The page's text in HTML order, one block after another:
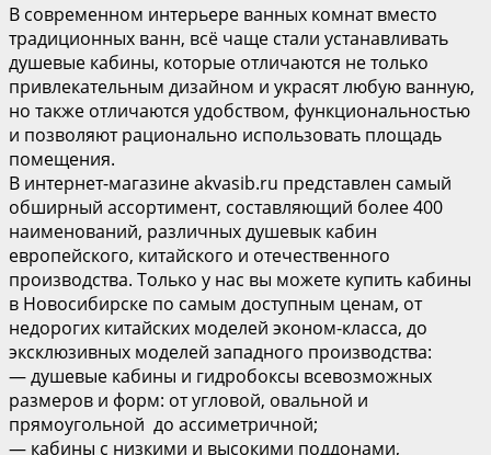
В современном интерьере ванных комнат вместо
традиционных ванн, всё чаще стали устанавливать
душевые кабины, которые отличаются не только
привлекательным дизайном и украсят любую ванную,
но также отличаются удобством, функциональностью
и позволяют рационально использовать площадь
помещения.
В интернет-магазине akvasib.ru представлен самый
обширный ассортимент, составляющий более 400
наименований, различных душевык кабин
европейского, китайского и отечественного
производства. Только у нас вы можете купить кабины
в Новосибирске по самым доступным ценам, от
недорогих китайских моделей эконом-класса, до
эксклюзивных моделей западного производства:
— душевые кабины и гидробоксы всевозможных
размеров и форм: от угловой, овальной и
прямоугольной до ассиметричной;
— кабины с низкими и высокими поддонами,